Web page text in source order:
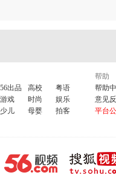
影子，耳
有离去。真
更不在画家
56出品 高校
粤语
游戏 时尚
娱乐
少儿 母婴 拍客
帮助
帮助
意见
平台